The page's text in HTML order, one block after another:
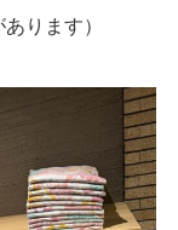
ります）